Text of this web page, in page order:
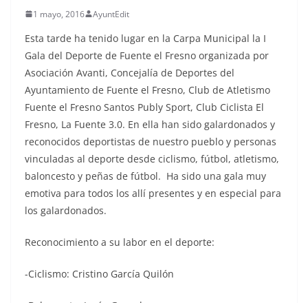
1 mayo, 2016 AyuntEdit
Esta tarde ha tenido lugar en la Carpa Municipal la I
Gala del Deporte de Fuente el Fresno organizada por
Asociación Avanti, Concejalía de Deportes del
Ayuntamiento de Fuente el Fresno, Club de Atletismo
Fuente el Fresno Santos Publy Sport, Club Ciclista El
Fresno, La Fuente 3.0. En ella han sido galardonados y
reconocidos deportistas de nuestro pueblo y personas
vinculadas al deporte desde ciclismo, fútbol, atletismo,
baloncesto y peñas de fútbol. Ha sido una gala muy
emotiva para todos los allí presentes y en especial para
los galardonados.
Reconocimiento a su labor en el deporte:
-Ciclismo: Cristino García Quilón